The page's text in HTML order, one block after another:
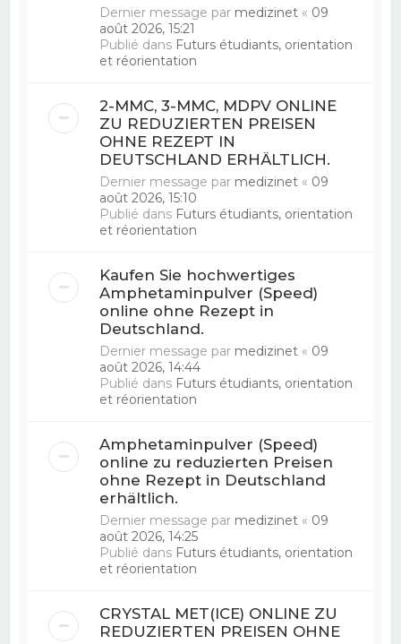
Dernier message par medizinet « 09
août 2026, 15:21
Publié dans Futurs étudiants, orientation
et réorientation
2-MMC, 3-MMC, MDPV ONLINE
ZU REDUZIERTEN PREISEN
OHNE REZEPT IN
DEUTSCHLAND ERHÄLTLICH.
Dernier message par medizinet « 09
août 2026, 15:10
Publié dans Futurs étudiants, orientation
et réorientation
Kaufen Sie hochwertiges
Amphetaminpulver (Speed)
online ohne Rezept in
Deutschland.
Dernier message par medizinet « 09
août 2026, 14:44
Publié dans Futurs étudiants, orientation
et réorientation
Amphetaminpulver (Speed)
online zu reduzierten Preisen
ohne Rezept in Deutschland
erhältlich.
Dernier message par medizinet « 09
août 2026, 14:25
Publié dans Futurs étudiants, orientation
et réorientation
CRYSTAL MET(ICE) ONLINE ZU
REDUZIERTEN PREISEN OHNE